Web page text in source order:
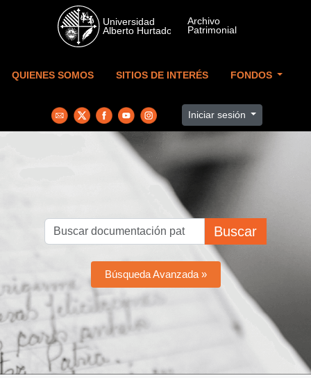
Skip to main content
QUIENES SOMOS SITIOS DE INTERÉS FONDOS
Iniciar sesión
Buscar
Búsqueda Avanzada »